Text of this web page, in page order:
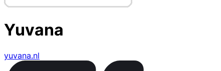
Yuvana
yuvana.nl